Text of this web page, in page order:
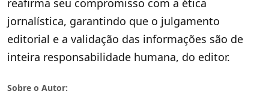
reafirma seu compromisso com a ética
jornalística, garantindo que o julgamento
editorial e a validação das informações são de
inteira responsabilidade humana, do editor.
Sobre o Autor: